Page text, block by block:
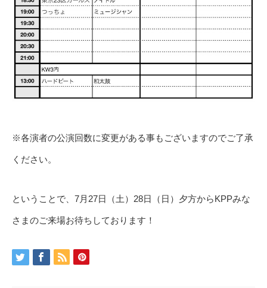
※各演者の公演回数に変更がある事もございますのでご了承
ください。
ということで、7月27日（土）28日（日）夕方からKPPみな
さまのご来場お待ちしております！